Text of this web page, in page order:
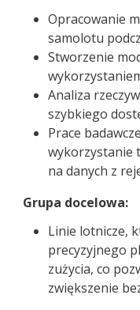
Opracowanie
samolotu
Stworzenie
Analiza
szybkiego
Prace
wykorzystanie
na danych z
Grupa docelowa:
Linie lotnicze,
precyzyjnego
zużycia, co
zwiększenie